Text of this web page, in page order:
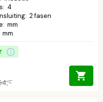
: 4
: 2 fasen
: mm
mm